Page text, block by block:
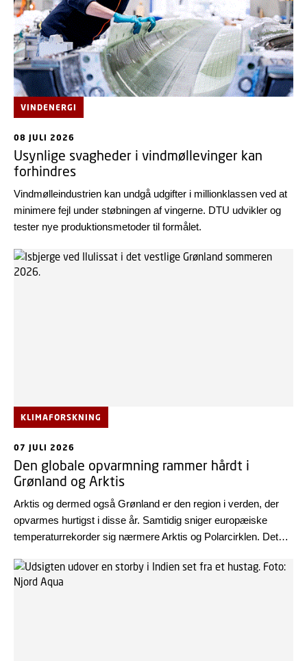
VINDENERGI
08 JULI 2026
Usynlige svagheder i vindmøllevinger kan
forhindres
Vindmølleindustrien kan undgå udgifter i millionklassen ved at
minimere fejl under støbningen af vingerne. DTU udvikler og
tester nye produktionsmetoder til formålet.
KLIMAFORSKNING
07 JULI 2026
Den globale opvarmning rammer hårdt i
Grønland og Arktis
Arktis og dermed også Grønland er den region i verden, der
opvarmes hurtigst i disse år. Samtidig sniger europæiske
temperaturrekorder sig nærmere Arktis og Polarcirklen. Det
udgivet tidligere i år med bidrag fra DTU Space.